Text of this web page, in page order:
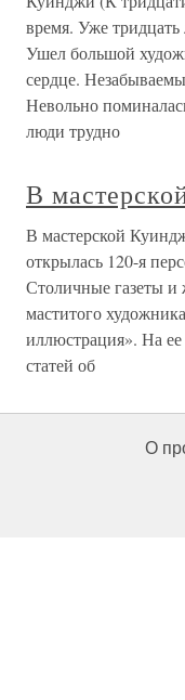
время. Уже
Ушел большой
сердце.
Невольно
люди трудно
В
В мастерской
открылась 120-я
Столичные газеты и
маститого
иллюстрация». На ее
статей об
О